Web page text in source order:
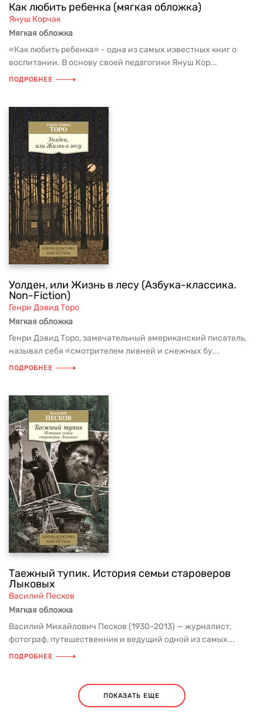
Как любить ребенка (мягкая обложка)
Януш Корчак
Мягкая обложка
«Как любить ребенка» - одна из самых известных книг о
воспитании. В основу своей педагогики Януш Кор...
ПОДРОБНЕЕ
Уолден, или Жизнь в лесу (Азбука-классика.
Non-Fiction)
Генри Дэвид Торо
Мягкая обложка
Генри Дэвид Торо, замечательный американский писатель,
называл себя «смотрителем ливней и снежных бу...
ПОДРОБНЕЕ
Таежный тупик. История семьи староверов
Лыковых
Василий Песков
Мягкая обложка
Василий Михайлович Песков (1930–2013) — журналист,
фотограф, путешественник и ведущий одной из самых...
ПОДРОБНЕЕ
ПОКАЗАТЬ ЕЩЕ